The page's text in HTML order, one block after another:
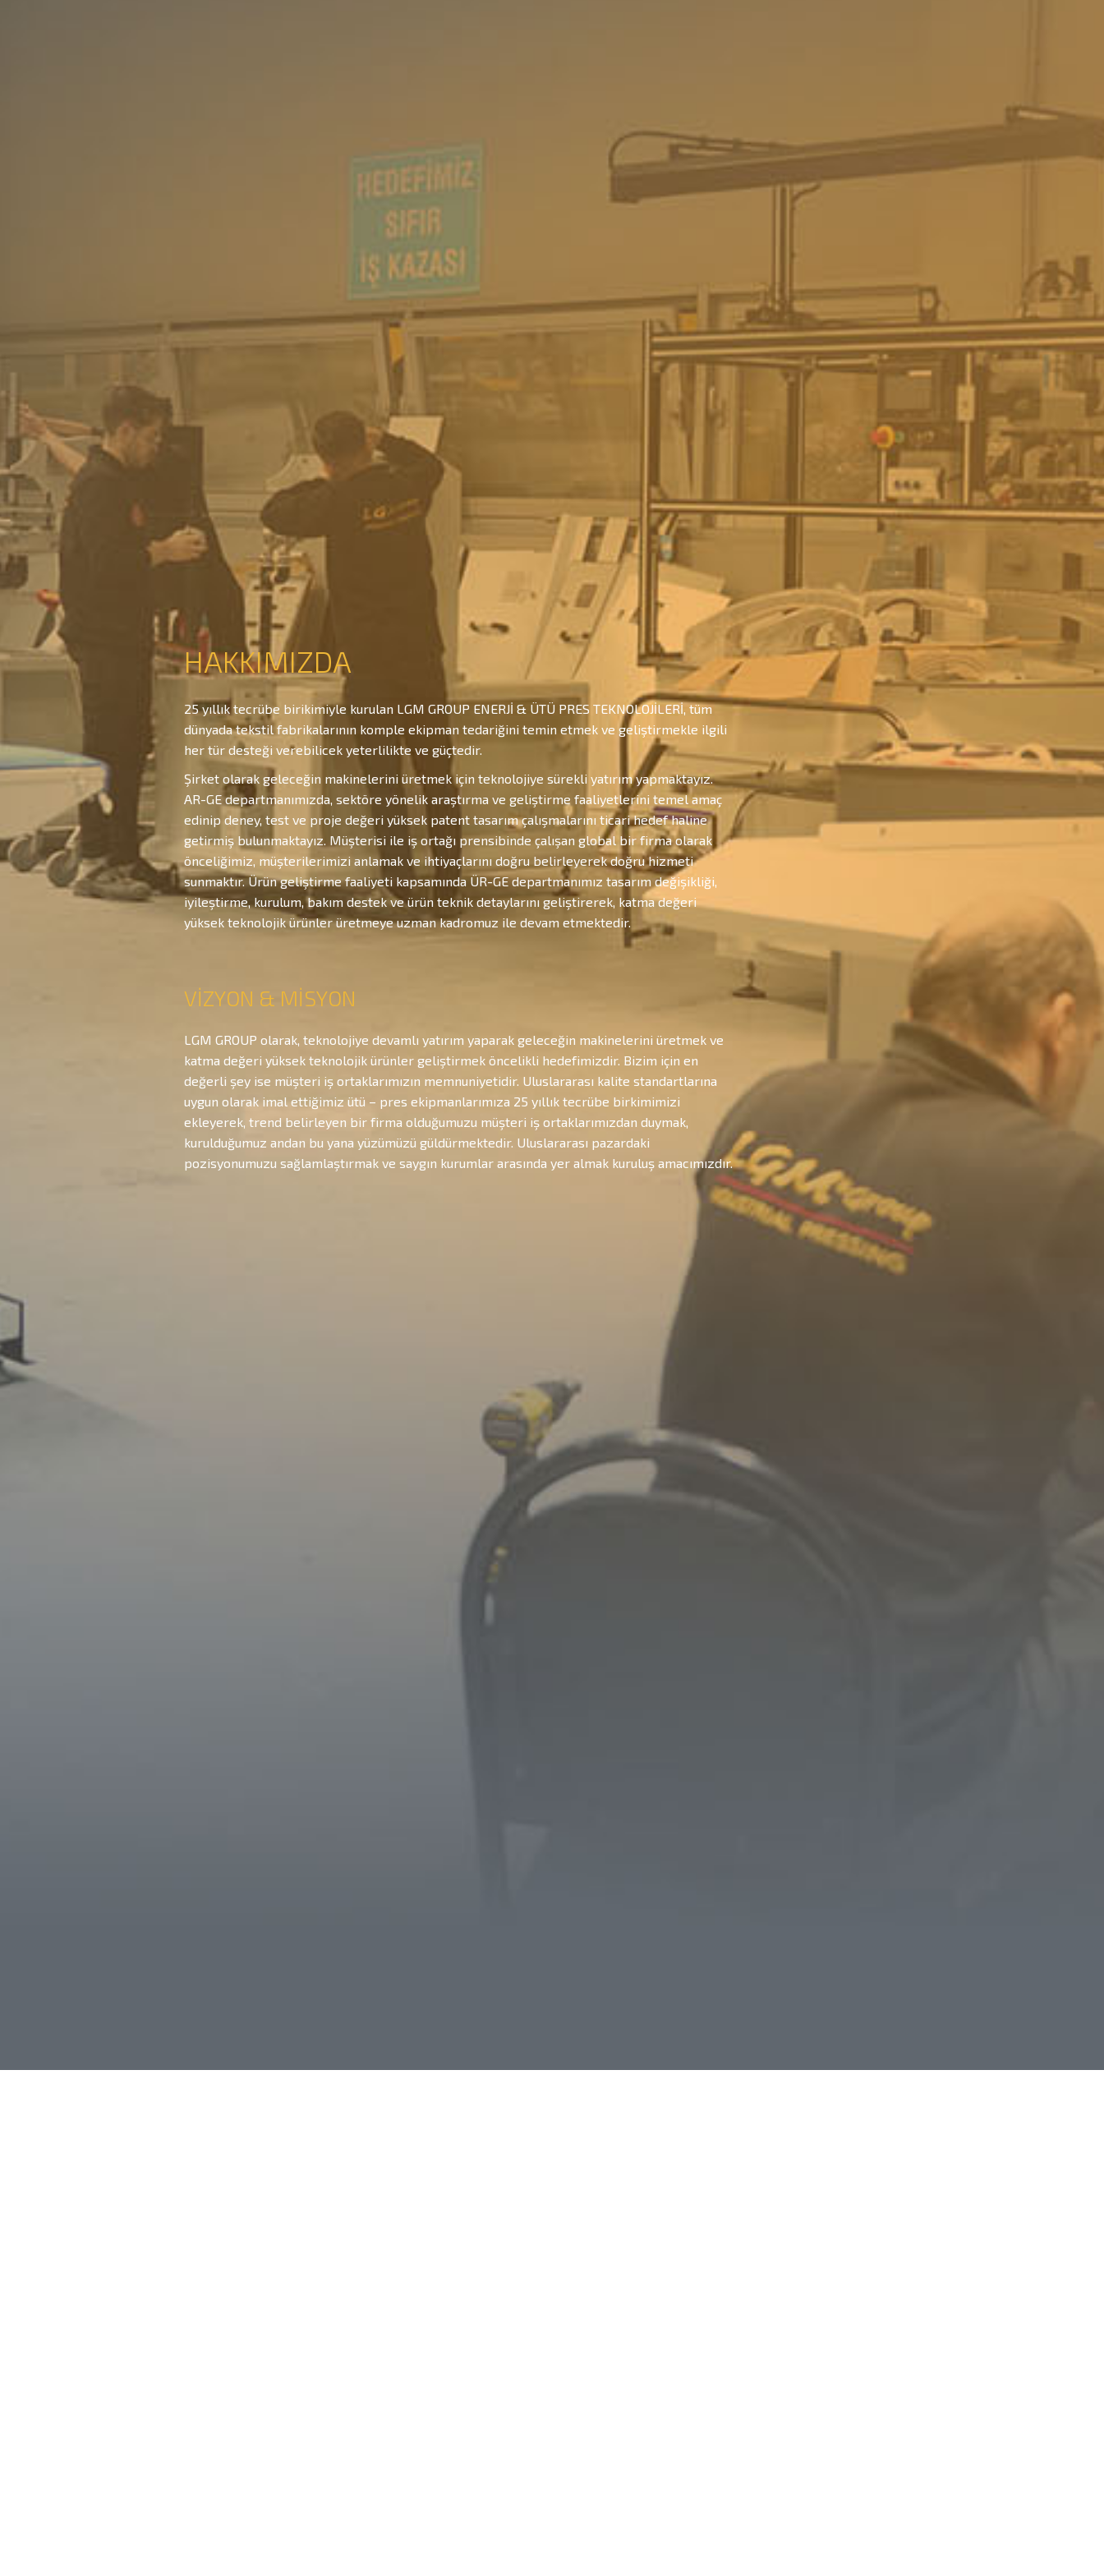
HAKKIMIZDA
25 yıllık tecrübe birikimiyle kurulan LGM GROUP ENERJİ & ÜTÜ PRES TEKNOLOJİLERİ, tüm
dünyada tekstil fabrikalarının komple ekipman tedariğini temin etmek ve geliştirmekle ilgili
her tür desteği verebilicek yeterlilikte ve güçtedir.
Şirket olarak geleceğin makinelerini üretmek için teknolojiye sürekli yatırım yapmaktayız.
AR-GE departmanımızda, sektöre yönelik araştırma ve geliştirme faaliyetlerini temel amaç
edinip deney, test ve proje değeri yüksek patent tasarım çalışmalarını ticari hedef haline
getirmiş bulunmaktayız. Müşterisi ile iş ortağı prensibinde çalışan global bir firma olarak
önceliğimiz, müşterilerimizi anlamak ve ihtiyaçlarını doğru belirleyerek doğru hizmeti
sunmaktır. Ürün geliştirme faaliyeti kapsamında ÜR-GE departmanımız tasarım değişikliği,
iyileştirme, kurulum, bakım destek ve ürün teknik detaylarını geliştirerek, katma değeri
yüksek teknolojik ürünler üretmeye uzman kadromuz ile devam etmektedir.
VİZYON & MİSYON
LGM GROUP olarak, teknolojiye devamlı yatırım yaparak geleceğin makinelerini üretmek ve
katma değeri yüksek teknolojik ürünler geliştirmek öncelikli hedefimizdir. Bizim için en
değerli şey ise müşteri iş ortaklarımızın memnuniyetidir. Uluslararası kalite standartlarına
uygun olarak imal ettiğimiz ütü – pres ekipmanlarımıza 25 yıllık tecrübe birkimimizi
ekleyerek, trend belirleyen bir firma olduğumuzu müşteri iş ortaklarımızdan duymak,
kurulduğumuz andan bu yana yüzümüzü güldürmektedir. Uluslararası pazardaki
pozisyonumuzu sağlamlaştırmak ve saygın kurumlar arasında yer almak kuruluş amacımızdır.